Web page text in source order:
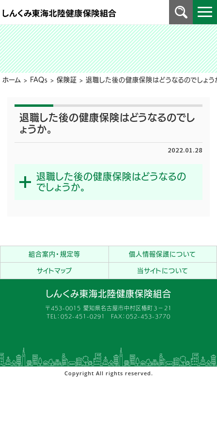
ホーム > FAQs > 保険証 > 退職した後の健康保険はどうなるのでしょう
退職した後の健康保険はどうなるのでし
ょうか。
2022.01.28
退職した後の健康保険はどうなるの
でしょうか。
組合案内・規定等 個人情報保護について
サイトマップ 当サイトについて
しんくみ東海北陸健康保険組合
〒453-0015 愛知県名古屋市中村区椿町３−２１
TEL：052-451-0291 FAX：052-453-3770
Copyright All rights reserved.